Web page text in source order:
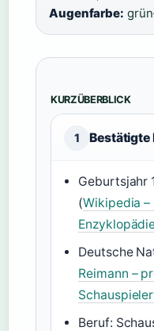
Augenfarbe:
KURZÜBERBLICK
1 Bestätigte
Geburtsjahr
(Wikipedia –
Deutsche
Reimann –
Beruf: